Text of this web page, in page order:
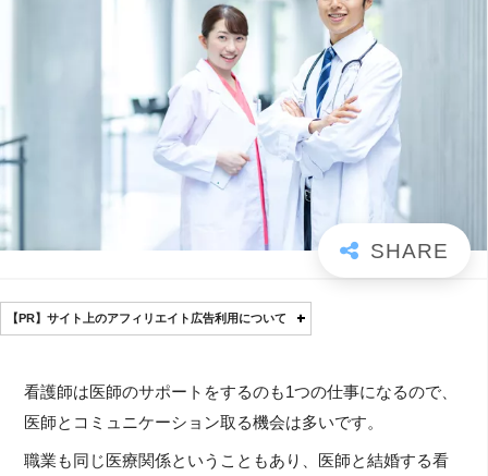
【PR】サイト上のアフィリエイト広告利用について
看護師は医師のサポートをするのも1つの仕事になるので、
医師とコミュニケーション取る機会は多いです。
職業も同じ医療関係ということもあり、医師と結婚する看